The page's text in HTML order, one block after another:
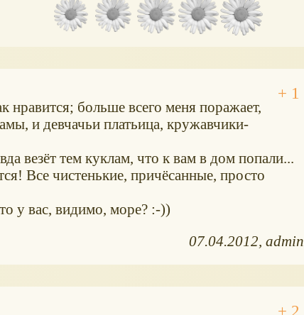
нравится; больше всего меня поражает,
и девчачьи платьица, кружавчики-
везёт тем куклам, что к вам в дом попали...
Все чистенькие, причёсанные, просто
у вас, видимо, море? :-))
07.04.2012 admin